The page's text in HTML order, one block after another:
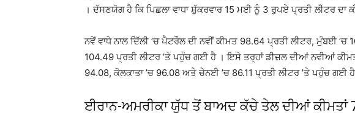
। ਦੱਸਣਯੋਗ ਹੈ ਕਿ ਪਿਛਲਾ ਵਾਧਾ ਸ਼ੁੱਕਰਵਾਰ 15 ਮਈ ਨੂੰ 3 ਰੁਪਏ ਪ੍ਰਤੀ ਲੀਟਰ ਦਾ
ਨਵੇਂ ਵਾਧੇ ਨਾਲ ਦਿੱਲੀ ’ਚ ਪੈਟਰੌਲ ਦੀ ਨਵੀਂ ਕੀਮਤ 98.64 ਪ੍ਰਤੀ ਲੀਟਰ, ਮੁੰਬਈ
104.49 ਪ੍ਰਤੀ ਲੀਟਰ ’ਤੇ ਪਹੁੰਚ ਗਈ ਹੈ । ਇਸੇ ਤਰ੍ਹਾਂ ਡੀਜ਼ਲ ਦੀਆਂ ਨਵੀਆਂ
94.08, ਕੋਲਕਾਤਾ ’ਚ 96.08 ਅਤੇ ਚੇਨਈ ’ਚ 86.11 ਪ੍ਰਤੀ ਲੀਟਰ ’ਤੇ ਪਹੁੰਚ ਗਈ
ਈਰਾਨ-ਅਮਰੀਕਾ ਯੁੱਧ ਤੋਂ ਬਾਅਦ ਕੱਚੇ ਤੇਲ ਦੀਆਂ ਕੀਮਤਾਂ